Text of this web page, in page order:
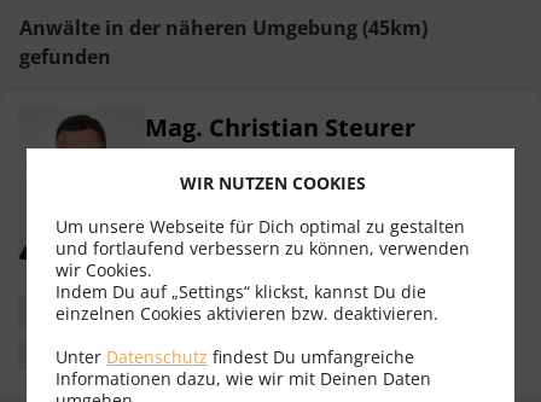
Anwälte in der näheren Umgebung (45km)
gefunden
Mag. Christian Steurer
Immobilienrecht Familienrecht
Scheidungsrecht
Vertragsrecht
WIR NUTZEN COOKIES
Um unsere Webseite für Dich optimal zu gestalten
und fortlaufend verbessern zu können, verwenden
wir Cookies.
Indem Du auf „Settings“ klickst, kannst Du die
einzelnen Cookies aktivieren bzw. deaktivieren.
Unter Datenschutz findest Du umfangreiche
Informationen dazu, wie wir mit Deinen Daten